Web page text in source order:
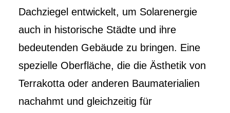
Dachziegel entwickelt, um Solarenergie
auch in historische Städte und ihre
bedeutenden Gebäude zu bringen. Eine
spezielle Oberfläche, die die Ästhetik von
Terrakotta oder anderen Baumaterialien
nachahmt und gleichzeitig für